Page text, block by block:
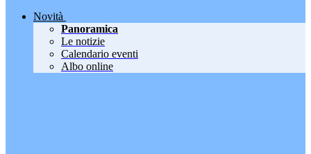
Novità
Panoramica
Le notizie
Calendario eventi
Albo online